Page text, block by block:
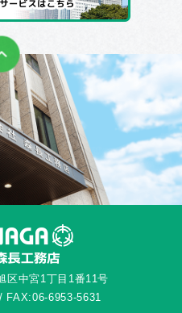
中宮1丁目1番11号
FAX:06-6953-5631